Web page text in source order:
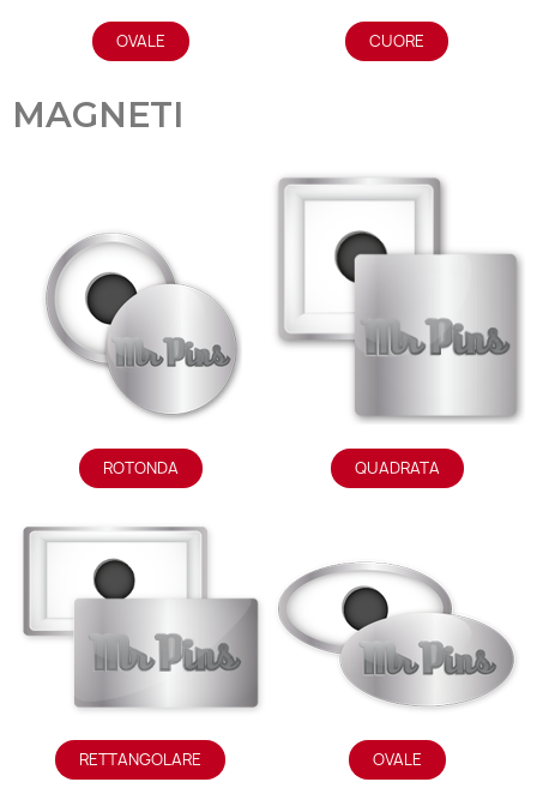
OVALE CUORE
MAGNETI
ROTONDA QUADRATA
RETTANGOLARE OVALE